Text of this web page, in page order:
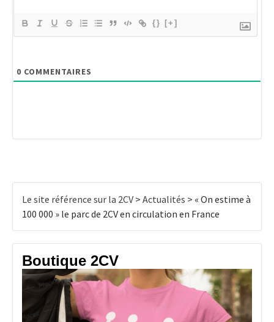
{} [+]
0 COMMENTAIRES
Le site référence sur la 2CV > Actualités > « On estime à
100 000 » le parc de 2CV en circulation en France
Boutique 2CV